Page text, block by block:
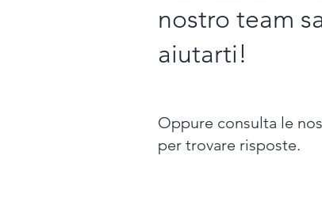
nostro team
aiutarti!
Oppure consulta le
per trovare risposte.